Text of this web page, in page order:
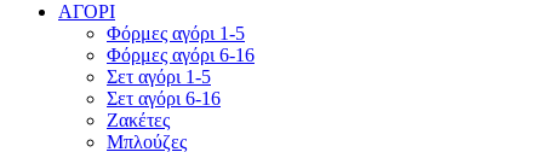
ΑΓΟΡΙ
Φόρμες αγόρι 1-5
Φόρμες αγόρι 6-16
Σετ αγόρι 1-5
Σετ αγόρι 6-16
Ζακέτες
Μπλούζες